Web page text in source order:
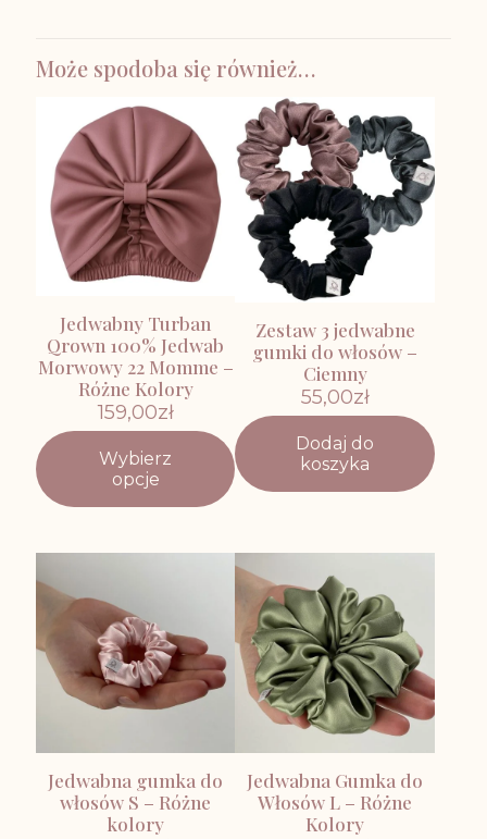
Może spodoba się również…
Jedwabny Turban
Qrown 100% Jedwab
Morwowy 22 Momme –
Różne Kolory
159,00zł
Wybierz
opcje
Ten
produkt
Opcje
można
wybrać
stronie
produktu
Zestaw 3 jedwabne
gumki do włosów –
Ciemny
55,00zł
Dodaj do
koszyka
Jedwabna gumka do
włosów S – Różne
kolory
Jedwabna Gumka do
Włosów L – Różne
Kolory